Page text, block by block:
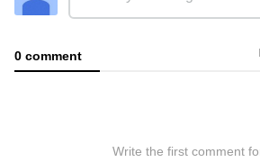
0 comment
Write the first comment